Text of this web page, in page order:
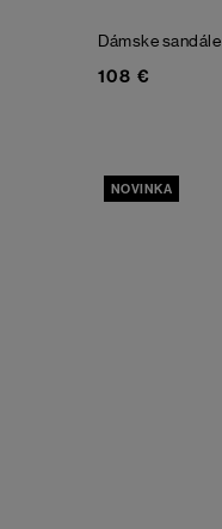
Dámske
108 €
NOVINKA